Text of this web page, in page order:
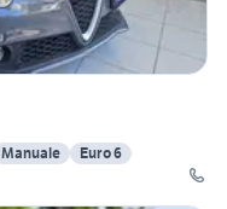
Manuale
Euro 6